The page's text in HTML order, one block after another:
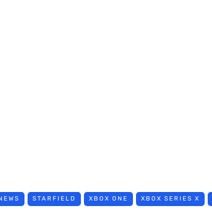
STARFIELD XBOX ONE XBOX SERIES X